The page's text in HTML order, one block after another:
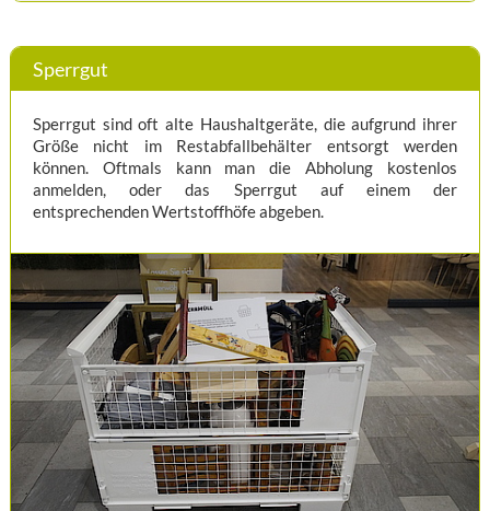
Sperrgut
Sperrgut sind oft alte Haushaltgeräte, die aufgrund ihrer
Größe nicht im Restabfallbehälter entsorgt werden
können. Oftmals kann man die Abholung kostenlos
anmelden, oder das Sperrgut auf einem der
entsprechenden Wertstoffhöfe abgeben.